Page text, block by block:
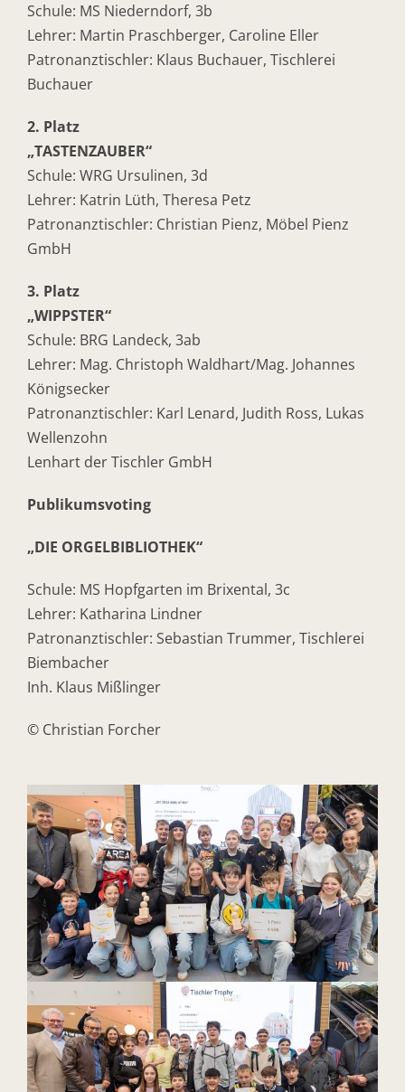
Schule: MS Niederndorf, 3b
Lehrer: Martin Praschberger, Caroline Eller
Patronanztischler: Klaus Buchauer, Tischlerei
Buchauer
2. Platz
„TASTENZAUBER“
Schule: WRG Ursulinen, 3d
Lehrer: Katrin Lüth, Theresa Petz
Patronanztischler: Christian Pienz, Möbel Pienz
GmbH
3. Platz
„WIPPSTER“
Schule: BRG Landeck, 3ab
Lehrer: Mag. Christoph Waldhart/Mag. Johannes
Königsecker
Patronanztischler: Karl Lenard, Judith Ross, Lukas
Wellenzohn
Lenhart der Tischler GmbH
Publikumsvoting
„DIE ORGELBIBLIOTHEK“
Schule: MS Hopfgarten im Brixental, 3c
Lehrer: Katharina Lindner
Patronanztischler: Sebastian Trummer, Tischlerei
Biembacher
Inh. Klaus Mißlinger
© Christian Forcher